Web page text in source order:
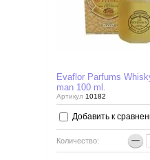
Evaflor Parfums
man 100 ml.
Артикул 10182
Добавить к
Количество: −